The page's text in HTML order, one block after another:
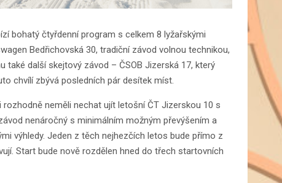
bohatý čtyřdenní program s celkem 8 lyžařskými
Bedřichovská 30, tradiční závod volnou technikou,
také další skejtový závod – ČSOB Jizerská 17, který
chvílí zbývá posledních pár desítek míst.
neměli nechat ujít letošní ČT Jizerskou 10 s
nenáročný s minimálním možným převýšením a
výhledy. Jeden z těch nejhezčích letos bude přímo z
Start bude nově rozdělen hned do třech startovních